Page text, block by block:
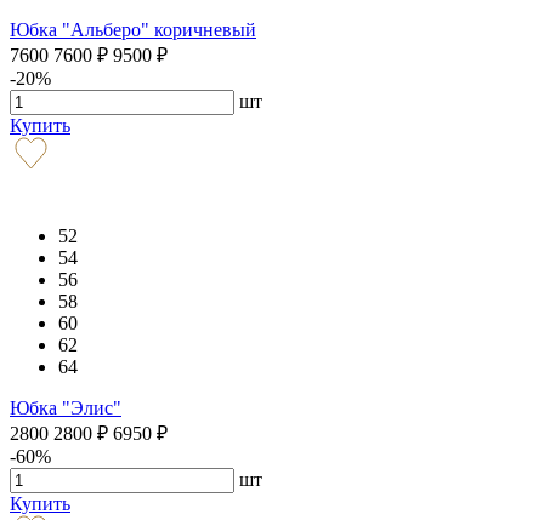
Юбка "Альберо" коричневый
7600 7600 ₽ 9500 ₽
-20%
шт
Купить
52
54
56
58
60
62
64
Юбка "Элис"
2800 2800 ₽ 6950 ₽
-60%
шт
Купить